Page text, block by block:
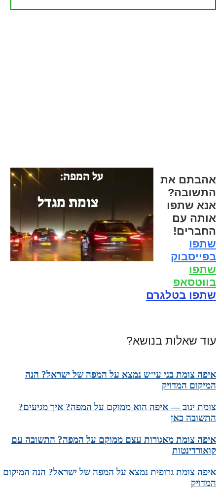
אהבתם את
התשובה?
אנא שתפו
אותה עם
החברים!
שתפו
בפייסבוק
שתפו
בווטסאפ
שתפו בטלגרם
עוד שאלות בנושא?
איפה צומת בני עי״ש נמצא על המפה של ישראל? הנה
המיקום המדויק
צומת ינוב — איפה הוא ממוקם על המפה? איך מגיעים?
התשובה כאן
איפה צומת מאגורות עצם ממוקם על המפה? התשובה עם
קואורדינטות
איפה צומת גרופית נמצא על המפה של ישראל? הנה המיקום
המדויק